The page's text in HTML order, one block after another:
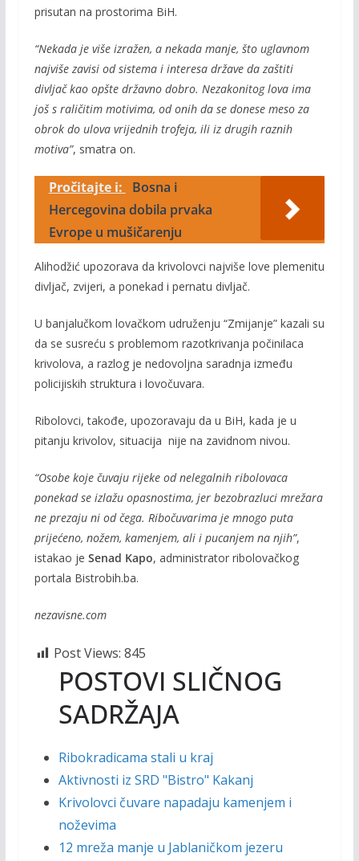
prisutan na prostorima BiH.
“Nekada je više izražen, a nekada manje, što uglavnom
najviše zavisi od sistema i interesa države da zaštiti
divljač kao opšte državno dobro. Nezakonitog lova ima
još s raličitim motivima, od onih da se donese meso za
obrok do ulova vrijednih trofeja, ili iz drugih raznih
motiva”, smatra on.
Pročitajte i:
Bosna i
Hercegovina dobila prvaka
Evrope u mušičarenju
Alihodžić upozorava da krivolovci najviše love plemenitu
divljač, zvijeri, a ponekad i pernatu divljač.
U banjalučkom lovačkom udruženju “Zmijanje” kazali su
da se susreću s problemom razotkrivanja počinilaca
krivolova, a razlog je nedovoljna saradnja između
policijiskih struktura i lovočuvara.
Ribolovci, takođe, upozoravaju da u BiH, kada je u
pitanju krivolov, situacija nije na zavidnom nivou.
“Osobe koje čuvaju rijeke od nelegalnih ribolovaca
ponekad se izlažu opasnostima, jer bezobrazluci mrežara
ne prezaju ni od čega. Ribočuvarima je mnogo puta
prijećeno, nožem, kamenjem, ali i pucanjem na njih”,
istakao je Senad Kapo, administrator ribolovačkog
portala Bistrobih.ba.
nezavisne.com
Post Views: 845
POSTOVI SLIČNOG
SADRŽAJA
Ribokradicama stali u kraj
Aktivnosti iz SRD "Bistro" Kakanj
Krivolovci čuvare napadaju kamenjem i
noževima
12 mreža manje u Jablaničkom jezeru